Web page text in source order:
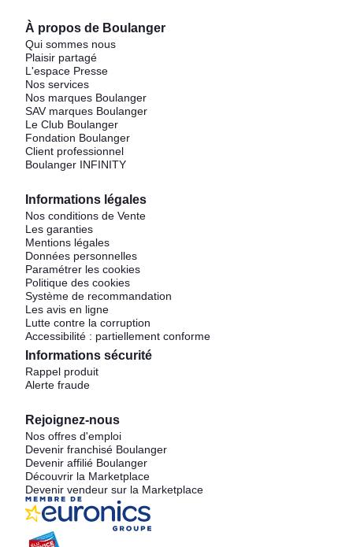
À propos de Boulanger
Qui sommes nous
Plaisir partagé
L'espace Presse
Nos services
Nos marques Boulanger
SAV marques Boulanger
Le Club Boulanger
Fondation Boulanger
Client professionnel
Boulanger INFINITY
Informations légales
Nos conditions de Vente
Les garanties
Mentions légales
Données personnelles
Paramétrer les cookies
Politique des cookies
Système de recommandation
Les avis en ligne
Lutte contre la corruption
Accessibilité : partiellement conforme
Informations sécurité
Rappel produit
Alerte fraude
Rejoignez-nous
Nos offres d'emploi
Devenir franchisé Boulanger
Devenir affilié Boulanger
Découvrir la Marketplace
Devenir vendeur sur la Marketplace